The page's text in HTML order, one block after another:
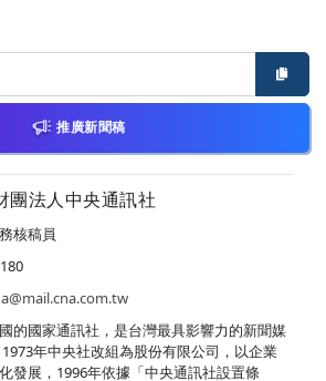
推廣新聞稿
團法人中央通訊社
核稿員
的國家通訊社，是台灣最具影響力的新聞媒
年中央社改組為股份有限公司，以企業
發展，1996年依據「中央通訊社設置條